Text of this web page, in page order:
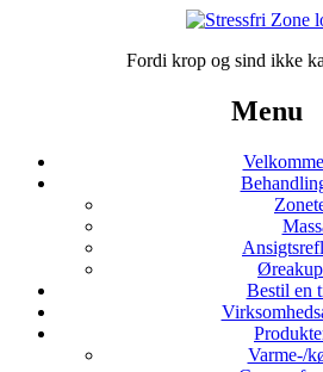
Fordi krop og sind ikke
Menu
Bestil en
Varme-/